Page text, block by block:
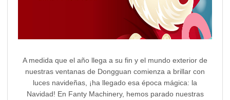
A medida que el año llega a su fin y el mundo exterior de
nuestras ventanas de Dongguan comienza a brillar con
luces navideñas, ¡ha llegado esa época mágica: la
Navidad! En Fanty Machinery, hemos parado nuestras